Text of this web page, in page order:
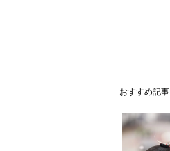
おすすめ記事